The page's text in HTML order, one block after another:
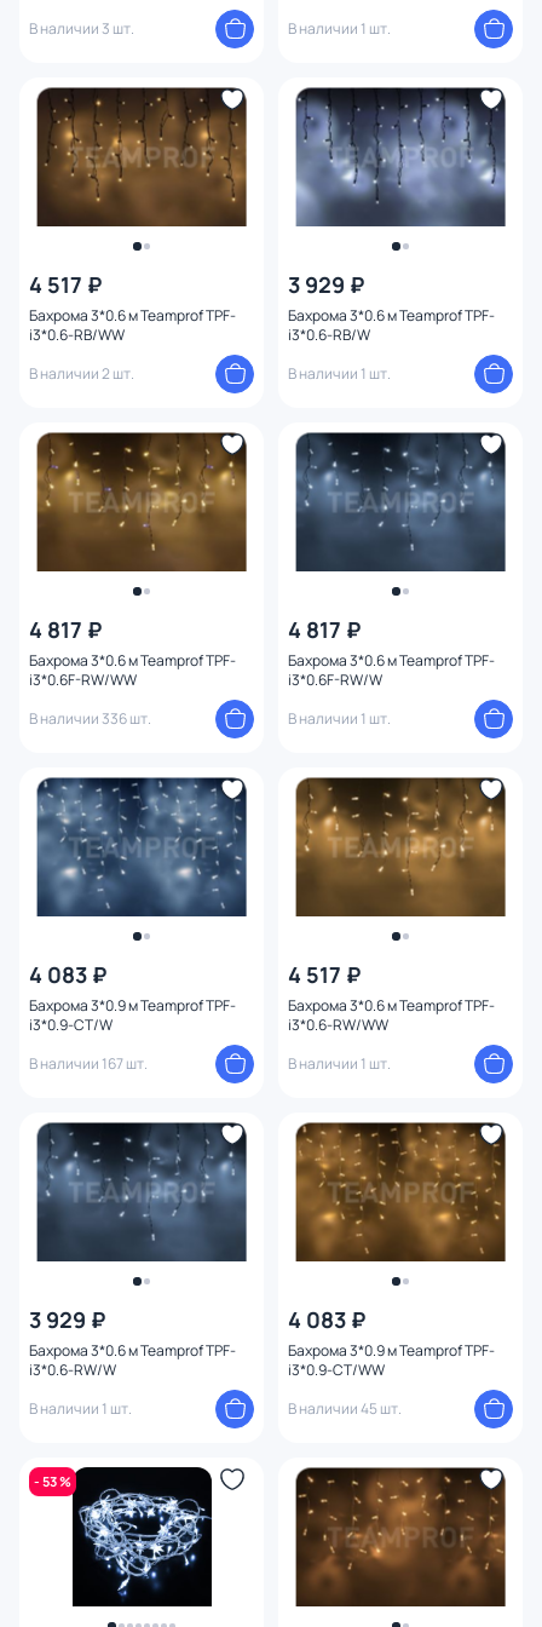
В наличии 3 шт. В наличии 1 шт.
4 517 ₽
Бахрома 3*0.6 м Teamprof TPF-
i3*0.6-RB/WW
В наличии 2 шт.
3 929 ₽
Бахрома 3*0.6 м Teamprof TPF-
i3*0.6-RB/W
В наличии 1 шт.
4 817 ₽
Бахрома 3*0.6 м Teamprof TPF-
i3*0.6F-RW/WW
В наличии 336 шт.
4 817 ₽
Бахрома 3*0.6 м Teamprof TPF-
i3*0.6F-RW/W
В наличии 1 шт.
4 083 ₽
Бахрома 3*0.9 м Teamprof TPF-
i3*0.9-CT/W
В наличии 167 шт.
4 517 ₽
Бахрома 3*0.6 м Teamprof TPF-
i3*0.6-RW/WW
В наличии 1 шт.
3 929 ₽
Бахрома 3*0.6 м Teamprof TPF-
i3*0.6-RW/W
В наличии 1 шт.
4 083 ₽
Бахрома 3*0.9 м Teamprof TPF-
i3*0.9-CT/WW
В наличии 45 шт.
- 53 %